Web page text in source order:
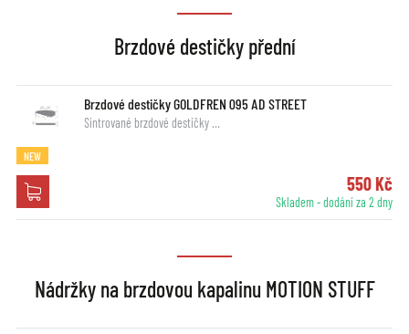
Brzdové destičky přední
Brzdové destičky GOLDFREN 095 AD STREET
Sintrované brzdové destičky …
NEW
550 Kč
Skladem - dodání za 2 dny
Nádržky na brzdovou kapalinu MOTION STUFF